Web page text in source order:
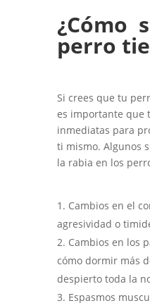
¿Cómo
perro
Si crees que tu
es importante que
inmediatas para
ti mismo. Algunos
la rabia en los
Cambios en el
agresividad o
Cambios en los
cómo dormir más
despierto toda la
Espasmos